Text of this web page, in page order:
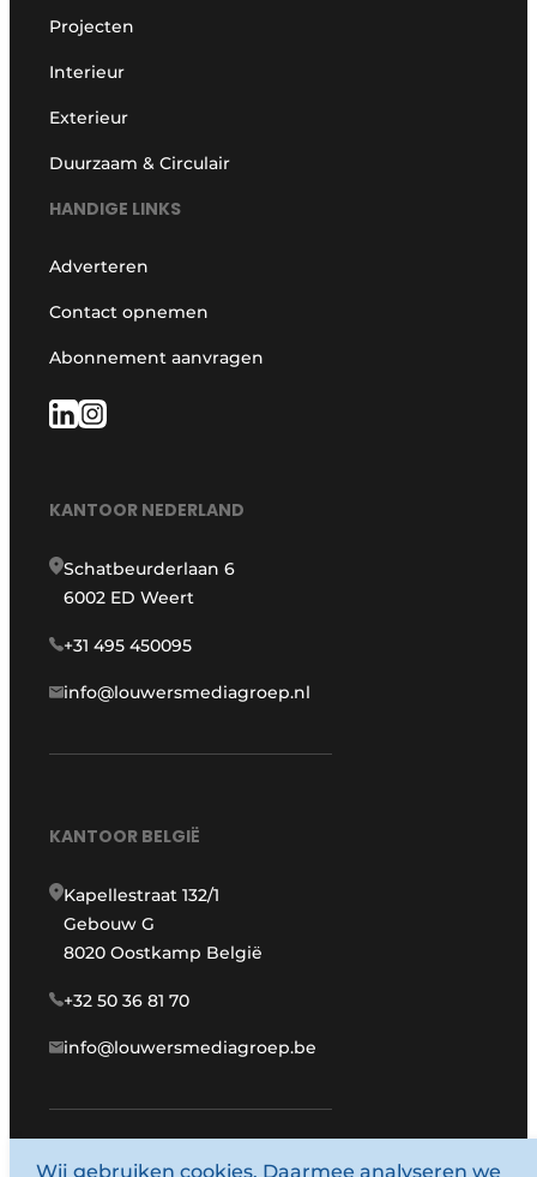
Projecten
Interieur
Exterieur
Duurzaam & Circulair
HANDIGE LINKS
Adverteren
Contact opnemen
Abonnement aanvragen
KANTOOR NEDERLAND
Schatbeurderlaan 6
6002 ED Weert
+31 495 450095
info@louwersmediagroep.nl
KANTOOR BELGIË
Kapellestraat 132/1
Gebouw G
8020 Oostkamp België
+32 50 36 81 70
info@louwersmediagroep.be
www.louwersmediagroep.com
Wij gebruiken cookies. Daarmee analyseren we